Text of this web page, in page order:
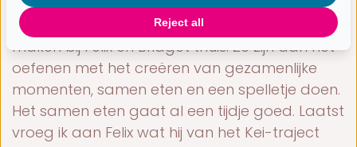
We zijn begonnen met het iets gezelliger te
maken bij Felix en Bridget thuis. Ze zijn aan het
oefenen met het creëren van gezamenlijke
momenten, samen eten en een spelletje doen.
Het samen eten gaat al een tijdje goed. Laatst
vroeg ik aan Felix wat hij van het Kei-traject
Reject all